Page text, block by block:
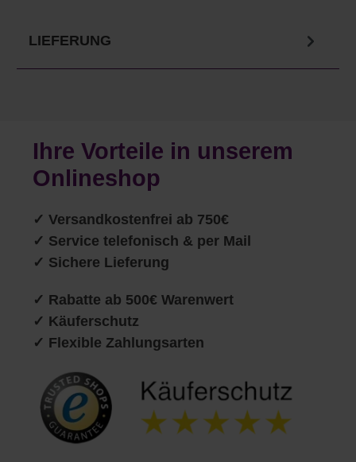
LIEFERUNG
Ihre Vorteile in unserem
Onlineshop
✓ Versandkostenfrei ab 750€
✓ Service telefonisch & per Mail
✓ Sichere Lieferung
✓ Rabatte ab 500€ Warenwert
✓ Käuferschutz
✓ Flexible Zahlungsarten